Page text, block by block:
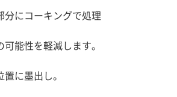
にコーキングで処理
能性を軽減します。
に墨出し。